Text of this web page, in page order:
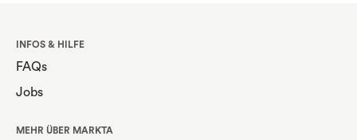
INFOS & HILFE
FAQs
Jobs
MEHR ÜBER MARKTA